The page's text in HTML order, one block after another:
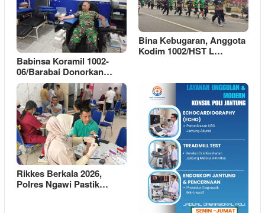
Babinsa Koramil 1002-
06/Barabai Donorkan…
Bina Kebugaran, Anggota
Kodim 1002/HST L…
Rikkes Berkala 2026,
Polres Ngawi Pastik…